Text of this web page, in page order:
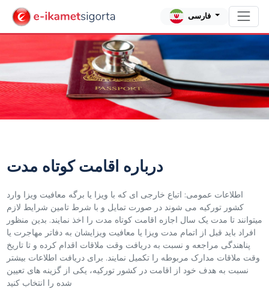
فارسی
درباره اقامت کوتاه مدت
اطلاعات عمومی: اتباع خارجی ای که با ویزا یا برگه معافیت ویزا وارد
کشور تورکیه می شوند در صورت تمایل و با شرط تامین شرایط لازم
میتوانند تا مدت یک سال اجازه اقامت کوتاه مدت را اخذ نمایند. بدین منظور
افراد باید قبل از اتمام مدت ویزا یا معافیت ویزایشان به دفاتر مهاجرت یا
پناهندگی مراجعه و نسبت به دریافت وقت ملاقات اقدام کرده و تا تاریخ
وقت ملاقات مدارک مربوطه را تکمیل نمایند. برای دریافت اطلاعات بیشتر
نسبت به هدف خود از اقامت در کشور تورکیه، یکی از گزینه های تعیین
شده را انتخاب کنید